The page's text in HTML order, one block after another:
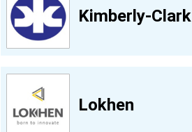
Kimberly-Clark
Lokhen